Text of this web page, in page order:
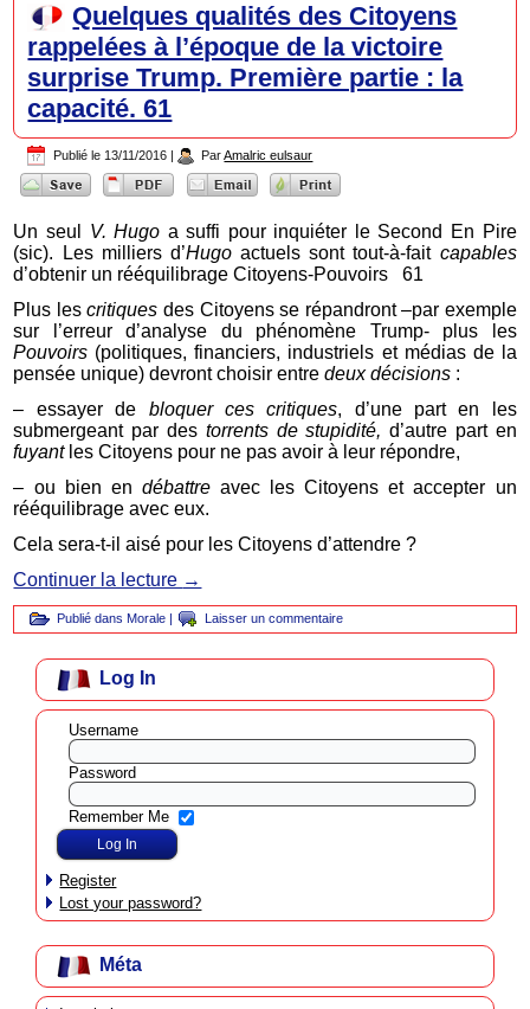
Quelques qualités des Citoyens
rappelées à l’époque de la victoire
surprise Trump. Première partie : la
capacité. 61
Publié le 13/11/2016 | Par Amalric eulsaur
Un seul V. Hugo a suffi pour inquiéter le Second En Pire
(sic). Les milliers d’Hugoactuels sont tout-à-fait capables
d’obtenir un rééquilibrage Citoyens-Pouvoirs 61
Plus lescritiques des Citoyens se répandront –par exemple
sur l’erreur d’analyse du phénomène Trump- plus les
Pouvoirs (politiques, financiers, industriels et médias de la
pensée unique) devront choisir entredeux décisions :
– essayer de bloquer ces critiques, d’une part en les
submergeant par des torrents de stupidité, d’autre part en
fuyantles Citoyens pour ne pas avoir à leur répondre,
– ou bien en débattreavec les Citoyens et accepter un
rééquilibrage avec eux.
Cela sera-t-il aisé pour les Citoyens d’attendre ?
Continuer la lecture →
Publié dans Morale | Laisser un commentaire
Log In
Username
Password
Remember Me
Register
Lost your password?
Méta